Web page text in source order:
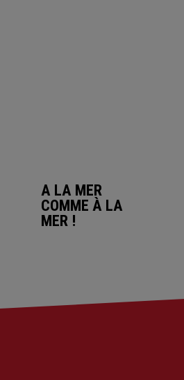
A LA MER
COMME À LA
MER !